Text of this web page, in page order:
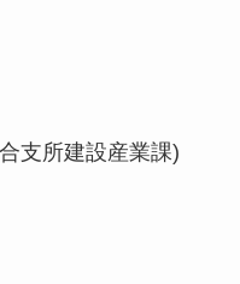
支所建設産業課)